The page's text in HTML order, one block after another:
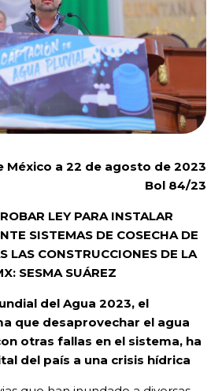
México a 22 de agosto de 2023
Bol 84/23
LEY PARA INSTALAR
SISTEMAS DE COSECHA DE
LAS CONSTRUCCIONES DE LA
SESMA SUÁREZ
del Agua 2023, el
que desaprovechar el agua
otras fallas en el sistema, ha
del país a una crisis hídrica